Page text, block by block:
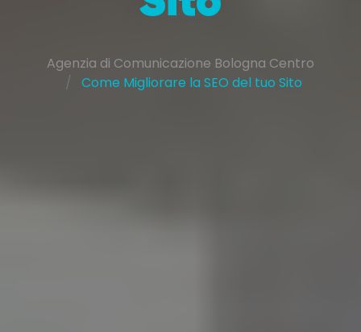
Agenzia di Comunicazione Bologna Centro
Come Migliorare la SEO del tuo Sito